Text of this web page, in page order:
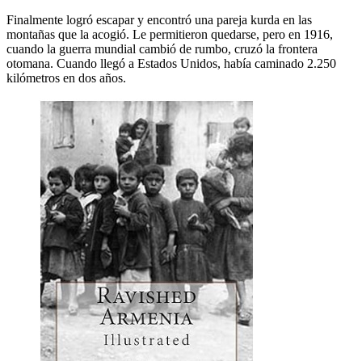
Finalmente logró escapar y encontró una pareja kurda en las
montañas que la acogió. Le permitieron quedarse, pero en 1916,
cuando la guerra mundial cambió de rumbo, cruzó la frontera
otomana. Cuando llegó a Estados Unidos, había caminado 2.250
kilómetros en dos años.